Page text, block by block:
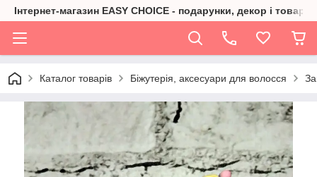
Інтернет-магазин EASY CHOICE - подарунки, декор і товари
Каталог товарів Біжутерія, аксесуари для волосся